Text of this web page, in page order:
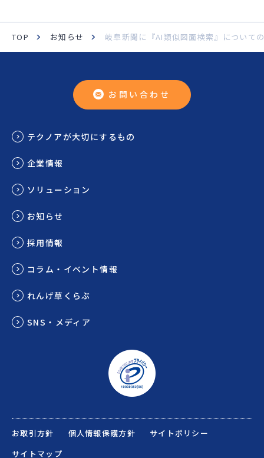
TOP お知らせ 岐阜新聞に『AI類似図面検索』について
お問い合わせ
テクノアが大切にするもの
企業情報
ソリューション
お知らせ
採用情報
コラム・イベント情報
れんげ草くらぶ
SNS・メディア
お取引方針 個人情報保護方針
サイトポリシー
サイトマップ